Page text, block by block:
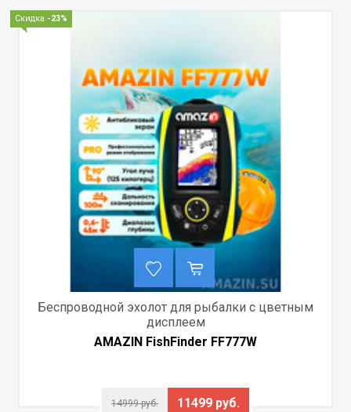
Скидка -23%
Беспроводной эхолот для рыбалки с цветным
дисплеем
AMAZIN FishFinder FF777W
14999 руб. 11499 руб.